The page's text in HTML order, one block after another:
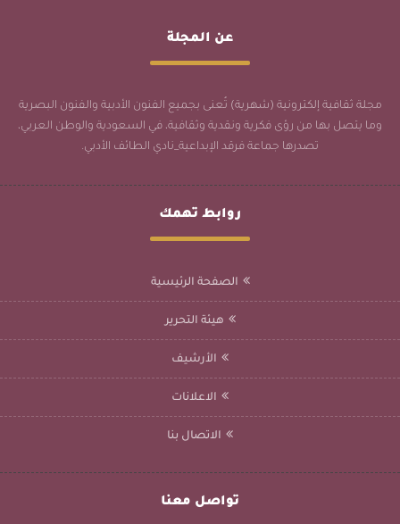
عن المجلة
مجلة ثقافية إلكترونية (شهرية) تُعنى بجميع الفنون الأدبية والفنون البصرية
وما يتصل بها من رؤى فكرية ونقدية وثقافية، في السعودية والوطن العربي،
تصدرها جماعة فرقد الإبداعية_نادي الطائف الأدبي.
روابط تهمك
الصفحة الرئيسية
هيئة التحرير
الأرشيف
الاعلانات
الاتصال بنا
تواصل معنا